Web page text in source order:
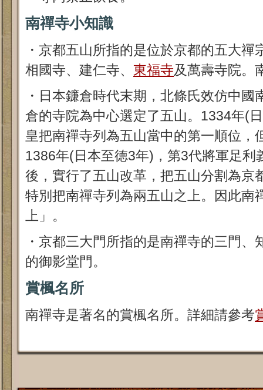
南禪寺小知識
・京都五山所指的是位於京都的五大禪
相國寺、建仁寺、 東福寺及萬壽寺院。
・日本鐮倉時代末期，北條氏效仿中
倉的寺院為中心選定了五山。1334年(
皇把南禪寺列為五山當中的第一順位，
1386年(日本至徳3年)，第3代將軍足利
後，實行了五山改革，把五山分割為京
特別把南禪寺列為兩五山之上。因此南
上」。
・京都三大門所指的是南禪寺的三門
的御影堂門。
賞楓名所
南禪寺是著名的賞楓名所。詳細請參考